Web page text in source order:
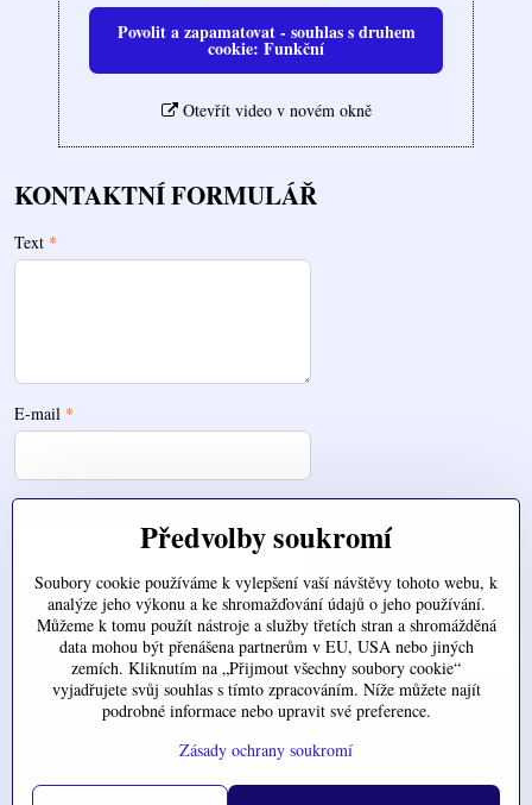
Povolit a zapamatovat - souhlas s druhem
cookie: Funkční
Otevřít video v novém okně
KONTAKTNÍ FORMULÁŘ
Text *
E-mail *
Zde nahrajte váš soubor
Předvolby soukromí
Soubory cookie používáme k vylepšení vaší návštěvy tohoto webu, k
analýze jeho výkonu a ke shromažďování údajů o jeho používání.
Můžeme k tomu použít nástroje a služby třetích stran a shromážděná
data mohou být přenášena partnerům v EU, USA nebo jiných
zemích. Kliknutím na „Přijmout všechny soubory cookie“
vyjadřujete svůj souhlas s tímto zpracováním. Níže můžete najít
podrobné informace nebo upravit své preference.
Zásady ochrany soukromí